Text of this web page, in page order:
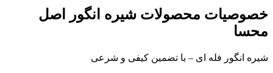
خصوصیات محصولات شیره انگور
اصل
محسا
شیره انگور فله ای – با تضمین کیفی و شرعی